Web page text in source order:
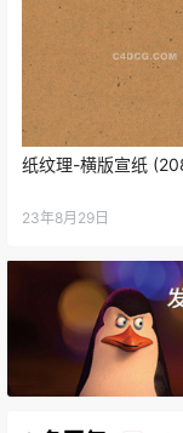
纸纹理-横版宣纸
23年8月29日